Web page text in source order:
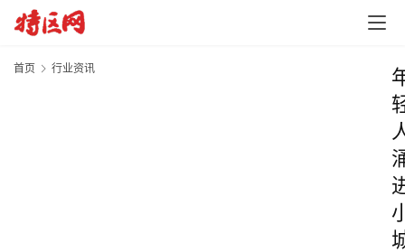
首页 行业资讯